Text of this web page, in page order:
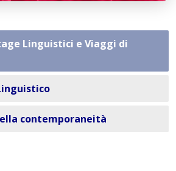
Linguistici e Viaggi di
contemporaneità